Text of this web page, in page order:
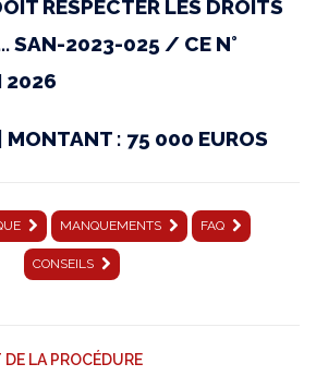
RESPECTER LES DROITS
SAN-2023-025 / CE N°
2026
MONTANT : 75 000 EUROS
MANQUEMENTS FAQ
CONSEILS
DE LA PROCÉDURE